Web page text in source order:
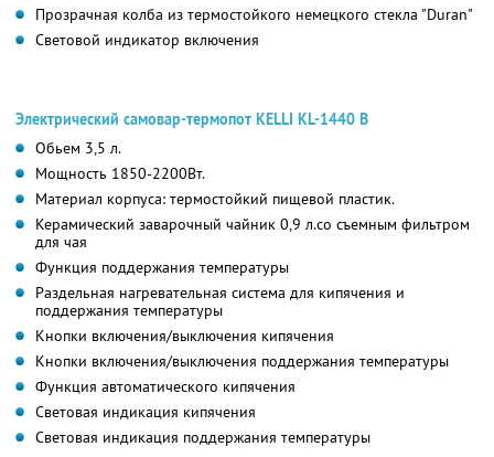
Прозрачная колба из термостойкого немецкого стекла "Duran"
Световой индикатор включения
Электрический самовар-термопот KELLI KL-1440 B
Обьем 3,5 л.
Мощность 1850-2200Вт.
Материал корпуса: термостойкий пищевой пластик.
Керамический заварочный чайник 0,9 л.со съемным фильтром
для чая
Функция поддержания температуры
Раздельная нагревательная система для кипячения и
поддержания температуры
Кнопки включения/выключения кипячения
Кнопки включения/выключения поддержания температуры
Функция автоматического кипячения
Световая индикация кипячения
Световая индикация поддержания температуры